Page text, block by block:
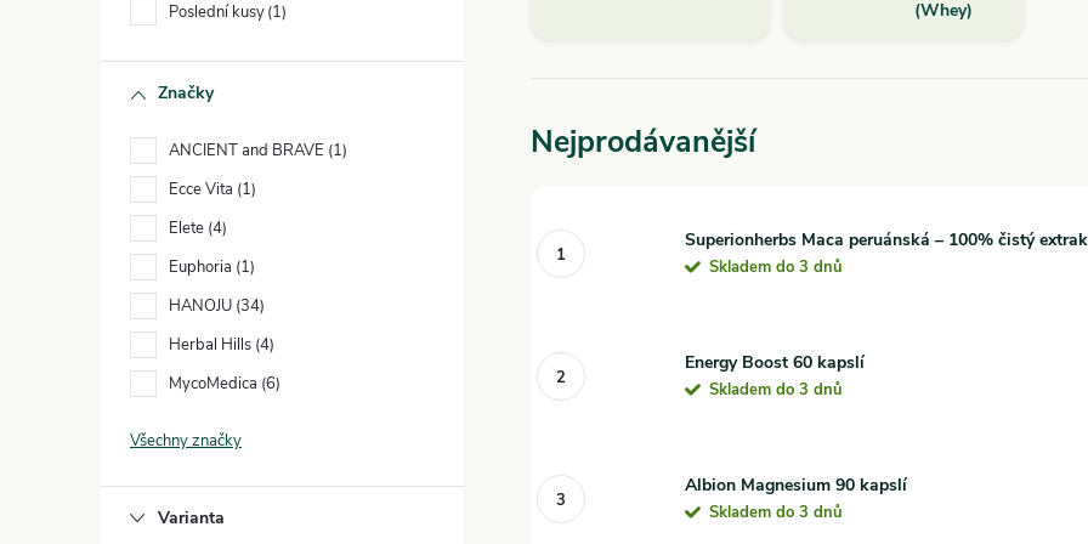
Poslední kusy 1
Značky
ANCIENT and BRAVE 1
Ecce Vita 1
Elete 4
Euphoria 1
HANOJU 34
Herbal Hills 4
MycoMedica 6
Všechny značky
Varianta
sportovců, tak do běžného tréninku a dlouhodobé péče o
součástí zdravého životního stylu
(Whey)
Nejprodávanější
Superionherbs Maca peruánská – 100% čistý
Skladem do 3 dnů
Energy Boost 60 kapslí
Skladem do 3 dnů
Albion Magnesium 90 kapslí
Skladem do 3 dnů